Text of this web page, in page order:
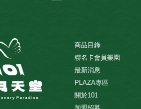
商品目錄
聯名卡會員樂園
最新消息
PLAZA專區
關於101